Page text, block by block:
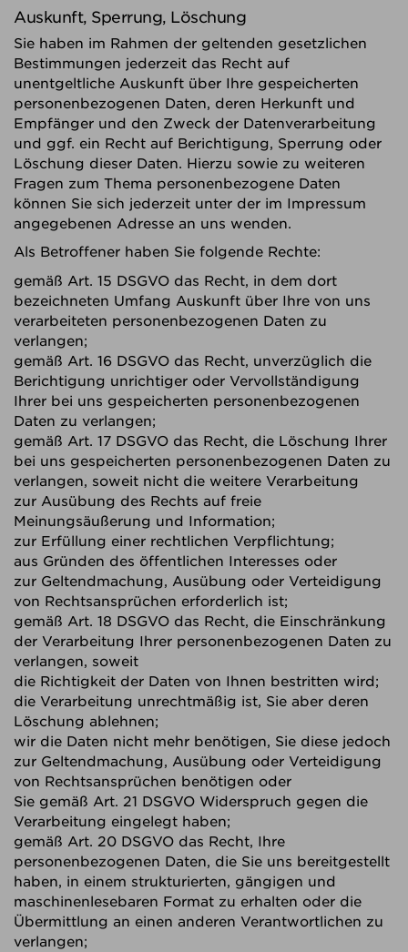
Auskunft, Sperrung, Löschung
Sie haben im Rahmen der geltenden gesetzlichen
Bestimmungen jederzeit das Recht auf
unentgeltliche Auskunft über Ihre gespeicherten
personenbezogenen Daten, deren Herkunft und
Empfänger und den Zweck der Datenverarbeitung
und ggf. ein Recht auf Berichtigung, Sperrung oder
Löschung dieser Daten. Hierzu sowie zu weiteren
Fragen zum Thema personenbezogene Daten
können Sie sich jederzeit unter der im Impressum
angegebenen Adresse an uns wenden.
Als Betroffener haben Sie folgende Rechte:
gemäß Art. 15 DSGVO das Recht, in dem dort
bezeichneten Umfang Auskunft über Ihre von uns
verarbeiteten personenbezogenen Daten zu
verlangen;
gemäß Art. 16 DSGVO das Recht, unverzüglich die
Berichtigung unrichtiger oder Vervollständigung
Ihrer bei uns gespeicherten personenbezogenen
Daten zu verlangen;
gemäß Art. 17 DSGVO das Recht, die Löschung Ihrer
bei uns gespeicherten personenbezogenen Daten zu
verlangen, soweit nicht die weitere Verarbeitung
zur Ausübung des Rechts auf freie
Meinungsäußerung und Information;
zur Erfüllung einer rechtlichen Verpflichtung;
aus Gründen des öffentlichen Interesses oder
zur Geltendmachung, Ausübung oder Verteidigung
von Rechtsansprüchen erforderlich ist;
gemäß Art. 18 DSGVO das Recht, die Einschränkung
der Verarbeitung Ihrer personenbezogenen Daten zu
verlangen, soweit
die Richtigkeit der Daten von Ihnen bestritten wird;
die Verarbeitung unrechtmäßig ist, Sie aber deren
Löschung ablehnen;
wir die Daten nicht mehr benötigen, Sie diese jedoch
zur Geltendmachung, Ausübung oder Verteidigung
von Rechtsansprüchen benötigen oder
Sie gemäß Art. 21 DSGVO Widerspruch gegen die
Verarbeitung eingelegt haben;
gemäß Art. 20 DSGVO das Recht, Ihre
personenbezogenen Daten, die Sie uns bereitgestellt
haben, in einem strukturierten, gängigen und
maschinenlesebaren Format zu erhalten oder die
Übermittlung an einen anderen Verantwortlichen zu
verlangen;